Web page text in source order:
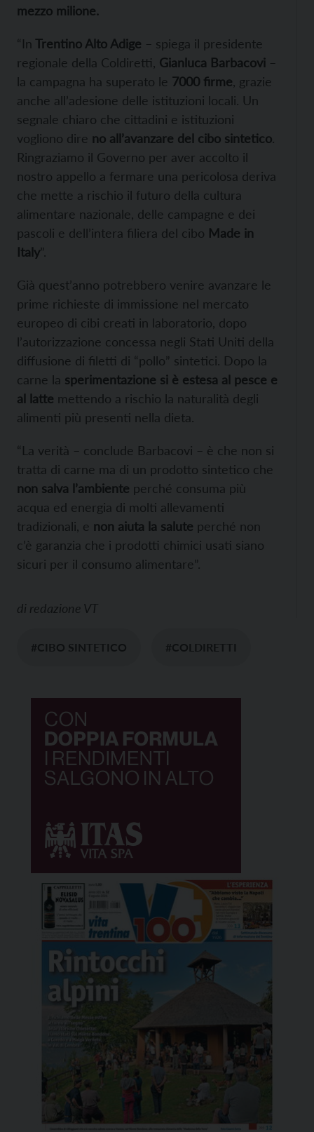
mezzo milione.
“In Trentino Alto Adige – spiega il presidente
regionale della Coldiretti, Gianluca Barbacovi –
la campagna ha superato le 7000 firme , grazie
anche all’adesione delle istituzioni locali. Un
segnale chiaro che cittadini e istituzioni
vogliono dire no all’avanzare del cibo sintetico.
Ringraziamo il Governo per aver accolto il
nostro appello a fermare una pericolosa deriva
che mette a rischio il futuro della cultura
alimentare nazionale, delle campagne e dei
pascoli e dell’intera filiera del cibo Made in
Italy”.
Già quest’anno potrebbero venire avanzare le
prime richieste di immissione nel mercato
europeo di cibi creati in laboratorio, dopo
l’autorizzazione concessa negli Stati Uniti della
diffusione di filetti di “pollo” sintetici. Dopo la
carne la sperimentazione si è estesa al pesce e
al latte mettendo a rischio la naturalità degli
alimenti più presenti nella dieta.
“La verità – conclude Barbacovi – è che non si
tratta di carne ma di un prodotto sintetico che
non salva l’ambiente perché consuma più
acqua ed energia di molti allevamenti
tradizionali, e non aiuta la salute perché non
c’è garanzia che i prodotti chimici usati siano
sicuri per il consumo alimentare”.
di redazione VT
#CIBO SINTETICO #COLDIRETTI